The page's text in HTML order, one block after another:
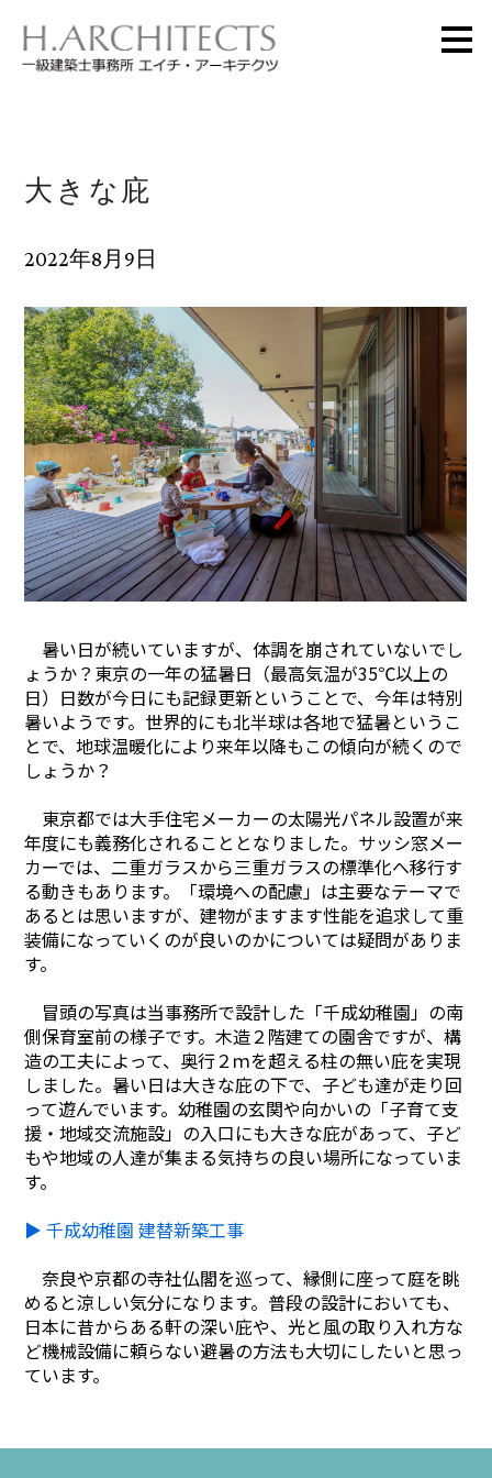
メ
イ
ン
About
Works
Flow
Blog
Contact
大きな庇
2022年8月9日
暑い日が続いていますが、体調を崩されていないでし
ょうか？東京の一年の猛暑日（最高気温が35℃以上の
日）日数が今日にも記録更新ということで、今年は特別
暑いようです。世界的にも北半球は各地で猛暑というこ
とで、地球温暖化により来年以降もこの傾向が続くので
しょうか？
東京都では大手住宅メーカーの太陽光パネル設置が来
年度にも義務化されることとなりました。サッシ窓メー
カーでは、二重ガラスから三重ガラスの標準化へ移行す
る動きもあります。「環境への配慮」は主要なテーマで
あるとは思いますが、建物がますます性能を追求して重
装備になっていくのが良いのかについては疑問がありま
す。
冒頭の写真は当事務所で設計した「千成幼稚園」の南
側保育室前の様子です。木造２階建ての園舎ですが、構
造の工夫によって、奥行２ｍを超える柱の無い庇を実現
しました。暑い日は大きな庇の下で、子ども達が走り回
って遊んでいます。幼稚園の玄関や向かいの「子育て支
援・地域交流施設」の入口にも大きな庇があって、子ど
もや地域の人達が集まる気持ちの良い場所になっていま
す。
▶ 千成幼稚園 建替新築工事
奈良や京都の寺社仏閣を巡って、縁側に座って庭を眺
めると涼しい気分になります。普段の設計においても、
日本に昔からある軒の深い庇や、光と風の取り入れ方な
ど機械設備に頼らない避暑の方法も大切にしたいと思っ
ています。